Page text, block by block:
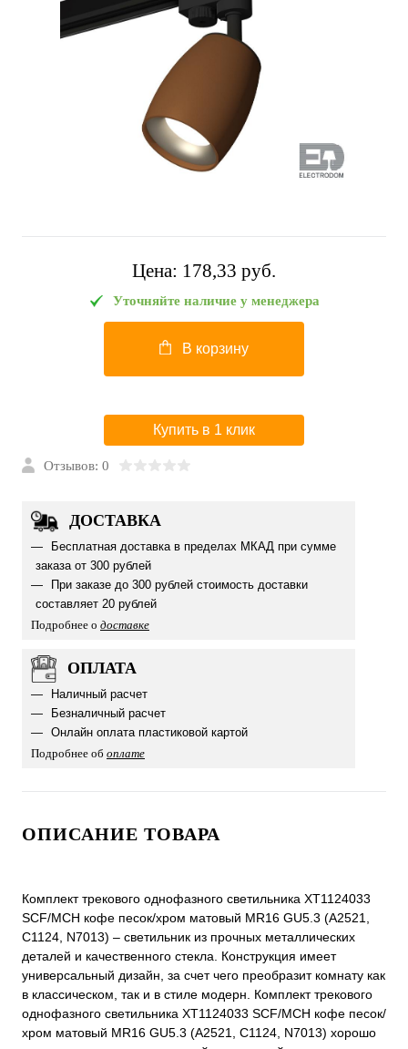
Цена: 178,33 pуб.
Уточняйте наличие у менеджера
В корзину
Купить в 1 клик
Отзывов: 0
ДОСТАВКА
Бесплатная доставка в пределах МКАД при сумме
заказа от 300 рублей
При заказе до 300 рублей стоимость доставки
составляет 20 рублей
Подробнее о доставке
ОПЛАТА
Наличный расчет
Безналичный расчет
Онлайн оплата пластиковой картой
Подробнее об оплате
ОПИСАНИЕ ТОВАРА
Комплект трекового однофазного светильника XT1124033
SCF/MCH кофе песок/хром матовый MR16 GU5.3 (A2521,
C1124, N7013) – светильник из прочных металлических
деталей и качественного стекла. Конструкция имеет
универсальный дизайн, за счет чего преобразит комнату как
в классическом, так и в стиле модерн. Комплект трекового
однофазного светильника XT1124033 SCF/MCH кофе песок/
хром матовый MR16 GU5.3 (A2521, C1124, N7013) хорошо